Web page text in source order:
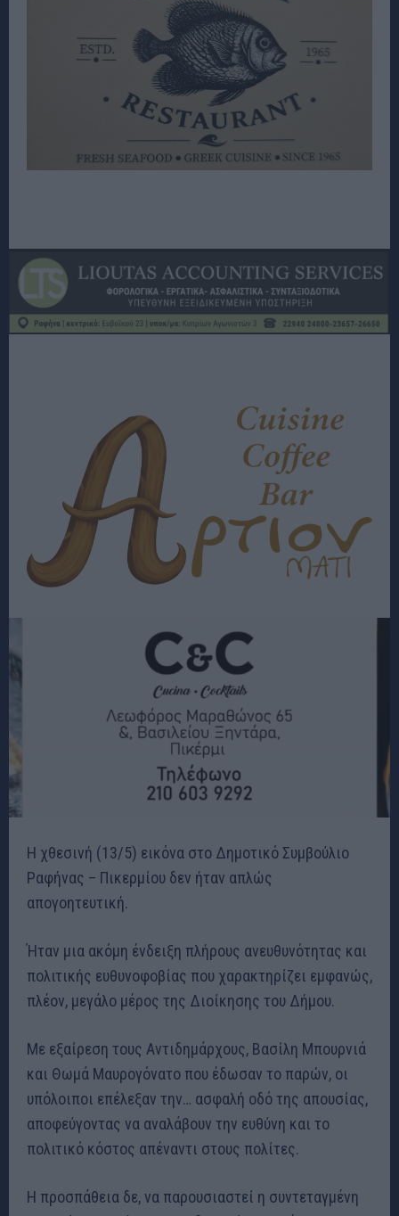
Η χθεσινή (13/5) εικόνα στο Δημοτικό Συμβούλιο
Ραφήνας – Πικερμίου δεν ήταν απλώς
απογοητευτική.
Ήταν μια ακόμη ένδειξη πλήρους ανευθυνότητας και
πολιτικής ευθυνοφοβίας που χαρακτηρίζει εμφανώς,
πλέον, μεγάλο μέρος της Διοίκησης του Δήμου.
Με εξαίρεση τους Αντιδημάρχους, Βασίλη Μπουρνιά
και Θωμά Μαυρογόνατο που έδωσαν το παρών, οι
υπόλοιποι επέλεξαν την… ασφαλή οδό της απουσίας,
αποφεύγοντας να αναλάβουν την ευθύνη και το
πολιτικό κόστος απέναντι στους πολίτες.
Η προσπάθεια δε, να παρουσιαστεί η συντεταγμένη